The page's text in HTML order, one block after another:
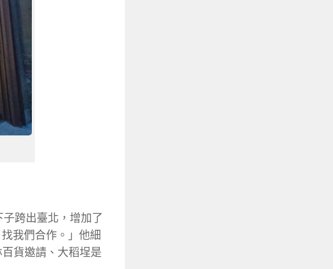
跨出臺北，增加了
我們合作。」他細
貨邀請、大稻埕是